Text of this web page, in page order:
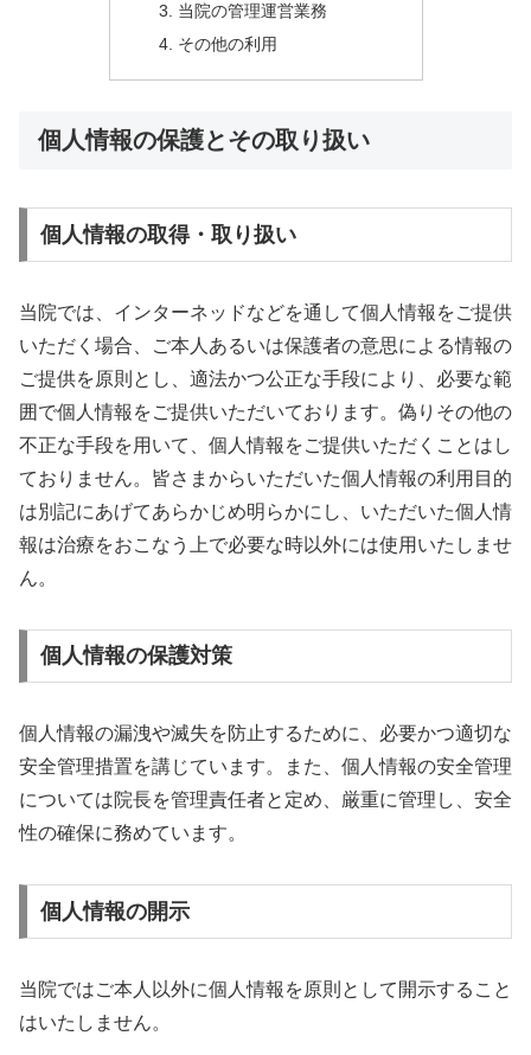
当院の管理運営業務
その他の利用
個人情報の保護とその取り扱い
個人情報の取得・取り扱い
当院では、インターネッドなどを通して個人情報をご提供
いただく場合、ご本人あるいは保護者の意思による情報の
ご提供を原則とし、適法かつ公正な手段により、必要な範
囲で個人情報をご提供いただいております。偽りその他の
不正な手段を用いて、個人情報をご提供いただくことはし
ておりません。皆さまからいただいた個人情報の利用目的
は別記にあげてあらかじめ明らかにし、いただいた個人情
報は治療をおこなう上で必要な時以外には使用いたしませ
ん。
個人情報の保護対策
個人情報の漏洩や滅失を防止するために、必要かつ適切な
安全管理措置を講じています。また、個人情報の安全管理
については院長を管理責任者と定め、厳重に管理し、安全
性の確保に務めています。
個人情報の開示
当院ではご本人以外に個人情報を原則として開示すること
はいたしません。